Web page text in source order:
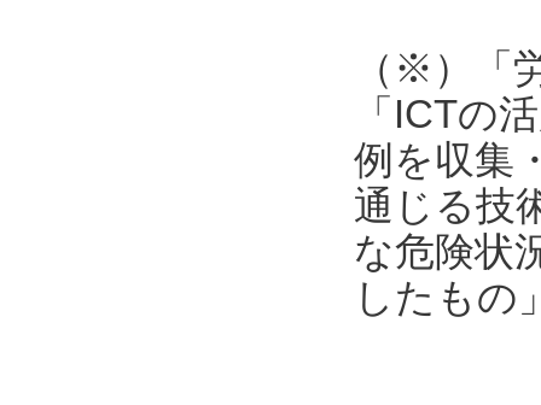
（※）「
「ICTの
例を収集
通じる技
な危険状
したもの